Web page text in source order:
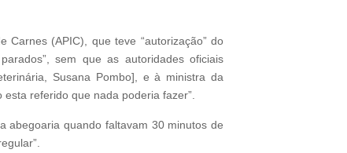
Carnes (APIC), que teve “autorização” do
sem que as autoridades oficiais
Susana Pombo], e à ministra da
referido que nada poderia fazer”.
abegoaria quando faltavam 30 minutos de